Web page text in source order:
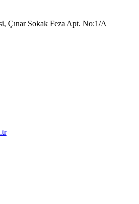
Çınar Sokak Feza Apt. No:1/A